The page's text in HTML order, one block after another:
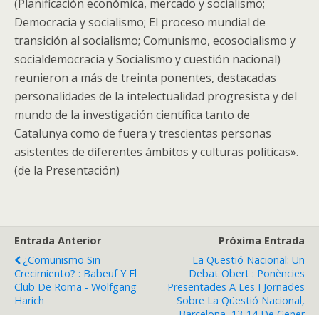
(Planificación económica, mercado y socialismo;
Democracia y socialismo; El proceso mundial de
transición al socialismo; Comunismo, ecosocialismo y
socialdemocracia y Socialismo y cuestión nacional)
reunieron a más de treinta ponentes, destacadas
personalidades de la intelectualidad progresista y del
mundo de la investigación científica tanto de
Catalunya como de fuera y trescientas personas
asistentes de diferentes ámbitos y culturas políticas».
(de la Presentación)
Entrada Anterior
¿Comunismo Sin
Crecimiento? : Babeuf Y El
Club De Roma - Wolfgang
Harich
Próxima Entrada
La Qüestió Nacional: Un
Debat Obert : Ponències
Presentades A Les I Jornades
Sobre La Qüestió Nacional,